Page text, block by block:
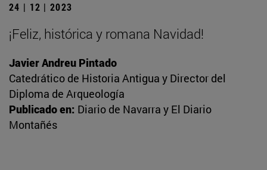
24 | 12 | 2023
¡Feliz, histórica y romana Navidad!
Javier Andreu Pintado
Catedrático de Historia Antigua y Director del
Diploma de Arqueología
Publicado en: Diario de Navarra y El Diario
Montañés